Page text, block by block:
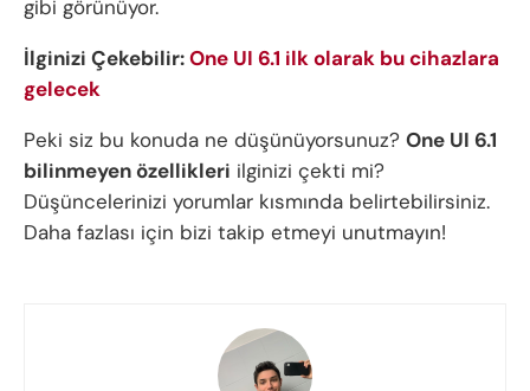
gibi görünüyor.
İlginizi Çekebilir:One UI 6.1 ilk olarak bu cihazlara
gelecek
Peki siz bu konuda ne düşünüyorsunuz? One UI 6.1
bilinmeyen özellikleri ilginizi çekti mi?
Düşüncelerinizi yorumlar kısmında belirtebilirsiniz.
Daha fazlası için bizi takip etmeyi unutmayın!